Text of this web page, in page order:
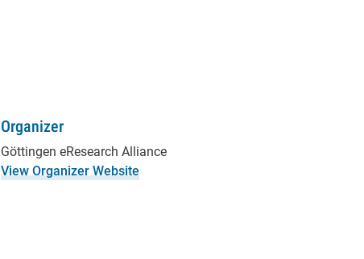
Organizer
Göttingen eResearch Alliance
View Organizer Website